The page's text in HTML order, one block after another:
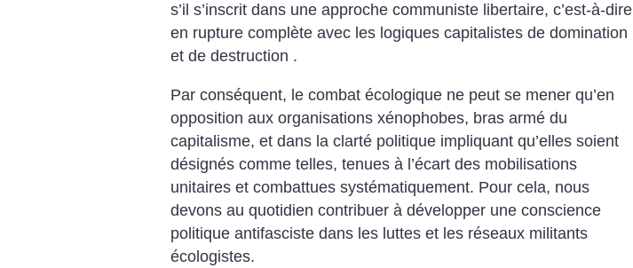
s’il s’inscrit dans une approche communiste libertaire, c’est-à-dire
en rupture complète avec les logiques capitalistes de domination
et de destruction .
Par conséquent, le combat écologique ne peut se mener qu’en
opposition aux organisations xénophobes, bras armé du
capitalisme, et dans la clarté politique impliquant qu’elles soient
désignés comme telles, tenues à l’écart des mobilisations
unitaires et combattues systématiquement. Pour cela, nous
devons au quotidien contribuer à développer une conscience
politique antifasciste dans les luttes et les réseaux militants
écologistes.